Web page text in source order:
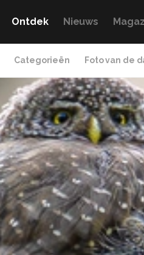
Ontdek Nieuws
Categorieën Foto van de